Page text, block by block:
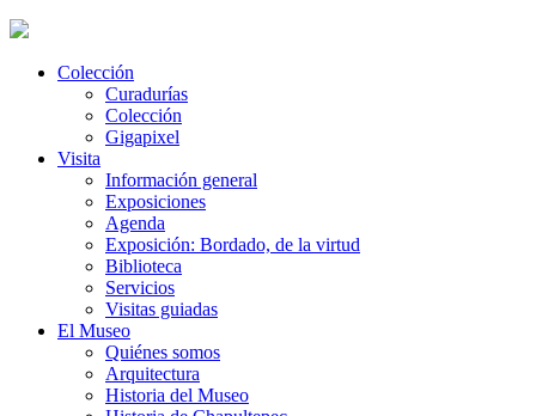
Colección
Curadurías
Colección
Gigapixel
Visita
Información general
Exposiciones
Agenda
Exposición: Bordado, de la virtud
Biblioteca
Servicios
Visitas guiadas
El Museo
Quiénes somos
Arquitectura
Historia del Museo